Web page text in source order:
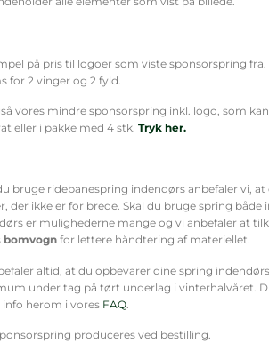
på pris til logoer som viste sponsorspring fra.
for 2 vinger og 2 fyld.
vores mindre sponsorspring inkl. logo, som
eller i pakke med 4 stk. Tryk her.
bruge ridebanespring indendørs anbefaler vi, at
der ikke er for brede. Skal du bruge spring både
er mulighederne mange og vi anbefaler at
bomvogn for lettere håndtering af materiellet.
altid, at du opbevarer dine spring
under tag på tørt underlag i vinterhalvåret.
info herom i vores FAQ
produceres ved bestilling.